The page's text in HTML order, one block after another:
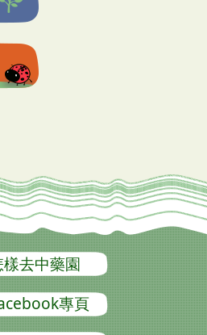
去中藥園
專頁